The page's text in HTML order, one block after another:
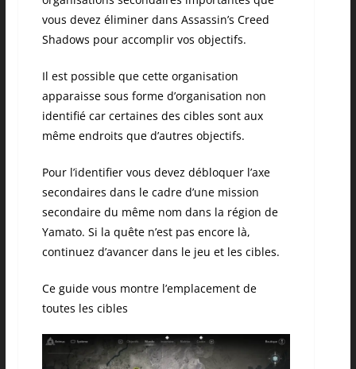
vous devez éliminer dans Assassin’s Creed
Shadows pour accomplir vos objectifs.
Il est possible que cette organisation
apparaisse sous forme d’organisation non
identifié car certaines des cibles sont aux
même endroits que d’autres objectifs.
Pour l’identifier vous devez débloquer l’axe
secondaires dans le cadre d’une mission
secondaire du même nom dans la région de
Yamato. Si la quête n’est pas encore là,
continuez d’avancer dans le jeu et les cibles.
Ce guide vous montre l’emplacement de
toutes les cibles